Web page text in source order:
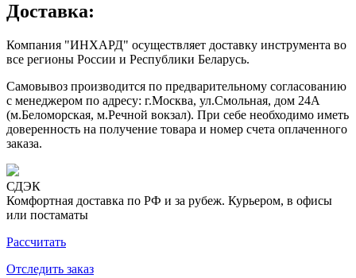
Доставка:
Компания "ИНХАРД" осуществляет доставку инструмента во
все регионы России и Республики Беларусь.
Самовывоз производится по предварительному согласованию
с менеджером по адресу: г.Москва, ул.Смольная, дом 24А
(м.Беломорская, м.Речной вокзал). При себе необходимо иметь
доверенность на получение товара и номер счета оплаченного
заказа.
СДЭК
Комфортная доставка по РФ и за рубеж. Курьером, в офисы
или постаматы
Рассчитать
Отследить заказ